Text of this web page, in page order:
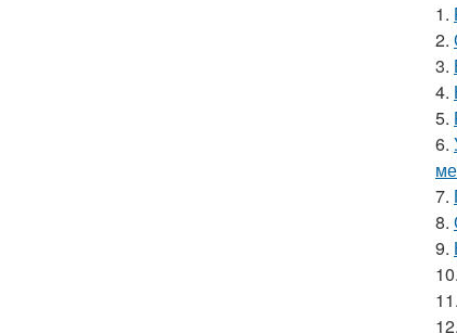
1.
2.
3.
4.
5.
6.
7.
8.
9.
10.
11.
12.